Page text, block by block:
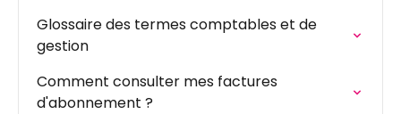
Glossaire des termes comptables et de
gestion
Comment consulter mes factures
d'abonnement ?